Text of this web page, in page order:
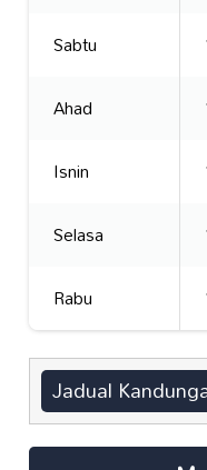
Sabtu
Ahad
Isnin
Selasa
Rabu
Jadual